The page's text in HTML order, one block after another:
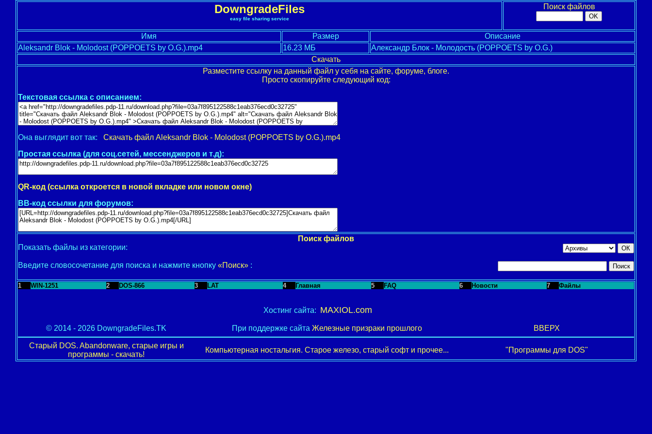
DowngradeFiles
easy file sharing service
Поиск файлов
Имя Размер
Описание
Aleksandr Blok - Molodost (POPPOETS by O.G.).mp4
16.23 МБ
Александр Блок - Молодость (POPPOETS by O.G.)
Скачать
Разместите ссылку на данный файл у себя на сайте, форуме, блоге.
Просто скопируйте следующий код:
Текстовая ссылка с описанием:
Она выглядит вот так: Скачать файл Aleksandr Blok - Molodost (POPPOETS by O.G.).mp4
Простая ссылка (для соц.сетей, мессенджеров и т.д):
QR-код (ссылка откроется в новой вкладке или новом окне)
BB-код ссылки для форумов:
Поиск файлов
Показать файлы из категории:
Введите словосочетание для поиска и нажмите кнопку «Поиск» :
1 WIN-1251 2 DOS-866 3 LAT 4 Главная 5 FAQ 6 Новости 7 Файлы
Хостинг сайта: MAXIOL.com
© 2014 - 2026 DowngradeFiles.TK При поддержке сайта Железные призраки прошлого ВВЕРХ
Старый DOS. Abandonware, старые игры и
программы - скачать!
Компьютерная ностальгия. Старое железо, старый софт и прочее... "Программы для DOS"